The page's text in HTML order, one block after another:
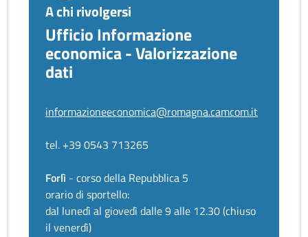
A chi rivolgersi
Ufficio Informazione
economica - Valorizzazione
dati
informazioneeconomica@romagna.camcom.it
tel. +39 0543 713265
Forlì - corso della Repubblica 5
orario di sportello:
dal lunedì al giovedì dalle 9 alle 12.30 (chiuso
il venerdì)